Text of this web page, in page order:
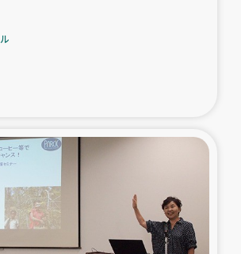
シリア難民・レバノン人への農業支援
巻市街地在宅被災者支援
復興応援隊の活動
住宅生活支援・農業復興支援